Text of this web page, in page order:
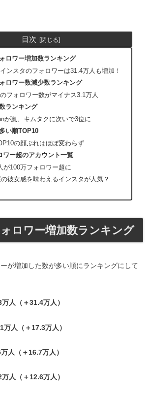
目次
ロワー増加数ランキング
ンスタのフォロワーは31.4万人も増加！
ロワー数減少数ランキング
フォロワー数がマイナス3.1万人
ランキング
が嵐、キムタクに次いで3位に
い順TOP10
の顔ぶれはほぼ変わらず
ワー超のアカウント一覧
が100万フォロワー超に
彼女感を味わえるインスタが人気？
ロワー増加数ランキング
が増加した数が多い順にランキングにして
人（＋31.4万人）
人（＋17.3万人）
人（＋16.7万人）
人（＋12.6万人）